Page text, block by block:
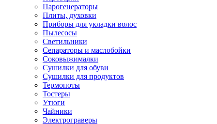
Парогенераторы
Плиты, духовки
Приборы для укладки волос
Пылесосы
Светильники
Сепараторы и маслобойки
Соковыжималки
Сушилки для обуви
Сушилки для продуктов
Термопоты
Тостеры
Утюги
Чайники
Электрограверы